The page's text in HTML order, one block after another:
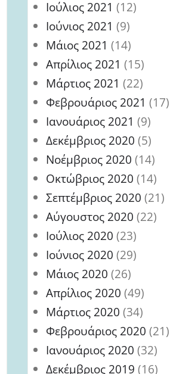
Ιούλιος 2021 (12)
Ιούνιος 2021 (9)
Μάιος 2021 (14)
Απρίλιος 2021 (15)
Μάρτιος 2021 (22)
Φεβρουάριος 2021 (17)
Ιανουάριος 2021 (9)
Δεκέμβριος 2020 (5)
Νοέμβριος 2020 (14)
Οκτώβριος 2020 (14)
Σεπτέμβριος 2020 (21)
Αύγουστος 2020 (22)
Ιούλιος 2020 (23)
Ιούνιος 2020 (29)
Μάιος 2020 (26)
Απρίλιος 2020 (49)
Μάρτιος 2020 (34)
Φεβρουάριος 2020 (21)
Ιανουάριος 2020 (32)
Δεκέμβριος 2019 (16)